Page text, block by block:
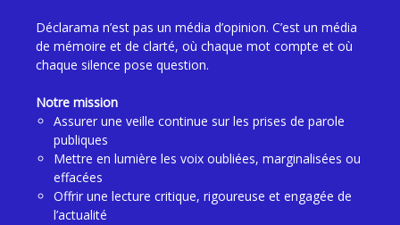
Déclarama n’est pas un média d’opinion. C’est un média
de mémoire et de clarté, où chaque mot compte et où
chaque silence pose question.
Notre mission
Assurer une veille continue sur les prises de parole
publiques
Mettre en lumière les voix oubliées, marginalisées ou
effacées
Offrir une lecture critique, rigoureuse et engagée de
l’actualité